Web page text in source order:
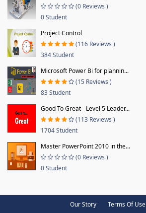
(0 Reviews )
0 Student
Project Control
(116 Reviews )
384 Student
Microsoft Power Bi for plannin...
(15 Reviews )
83 Student
Good To Great - Level 5 Leader...
(113 Reviews )
1704 Student
Master PowerPoint 2010 in the...
(0 Reviews )
0 Student
Our Story Terms Of Use